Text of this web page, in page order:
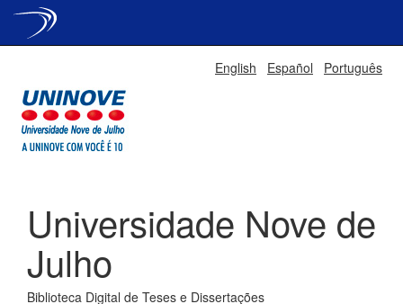
English Español Português
Universidade Nove de
Julho
Biblioteca Digital de Teses e Dissertações